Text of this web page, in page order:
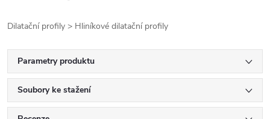
Dilatační profily > Hliníkové dilatační profily
Parametry produktu
Soubory ke stažení